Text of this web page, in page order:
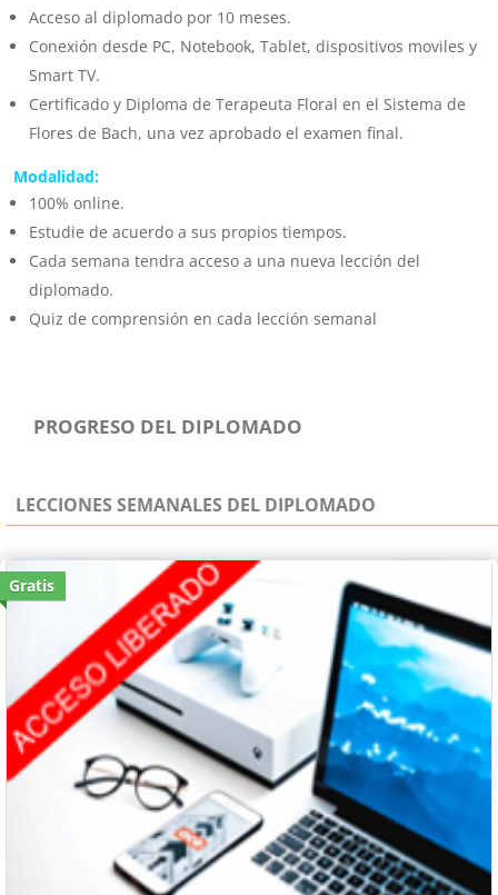
Acceso al diplomado por 10 meses.
Conexión desde PC, Notebook, Tablet, dispositivos moviles y
Smart TV.
Certificado y Diploma de Terapeuta Floral en el Sistema de
Flores de Bach, una vez aprobado el examen final.
Modalidad:
100% online.
Estudie de acuerdo a sus propios tiempos.
Cada semana tendra acceso a una nueva lección del
diplomado.
Quiz de comprensión en cada lección semanal
PROGRESO DEL DIPLOMADO
LECCIONES SEMANALES DEL DIPLOMADO
Gratis